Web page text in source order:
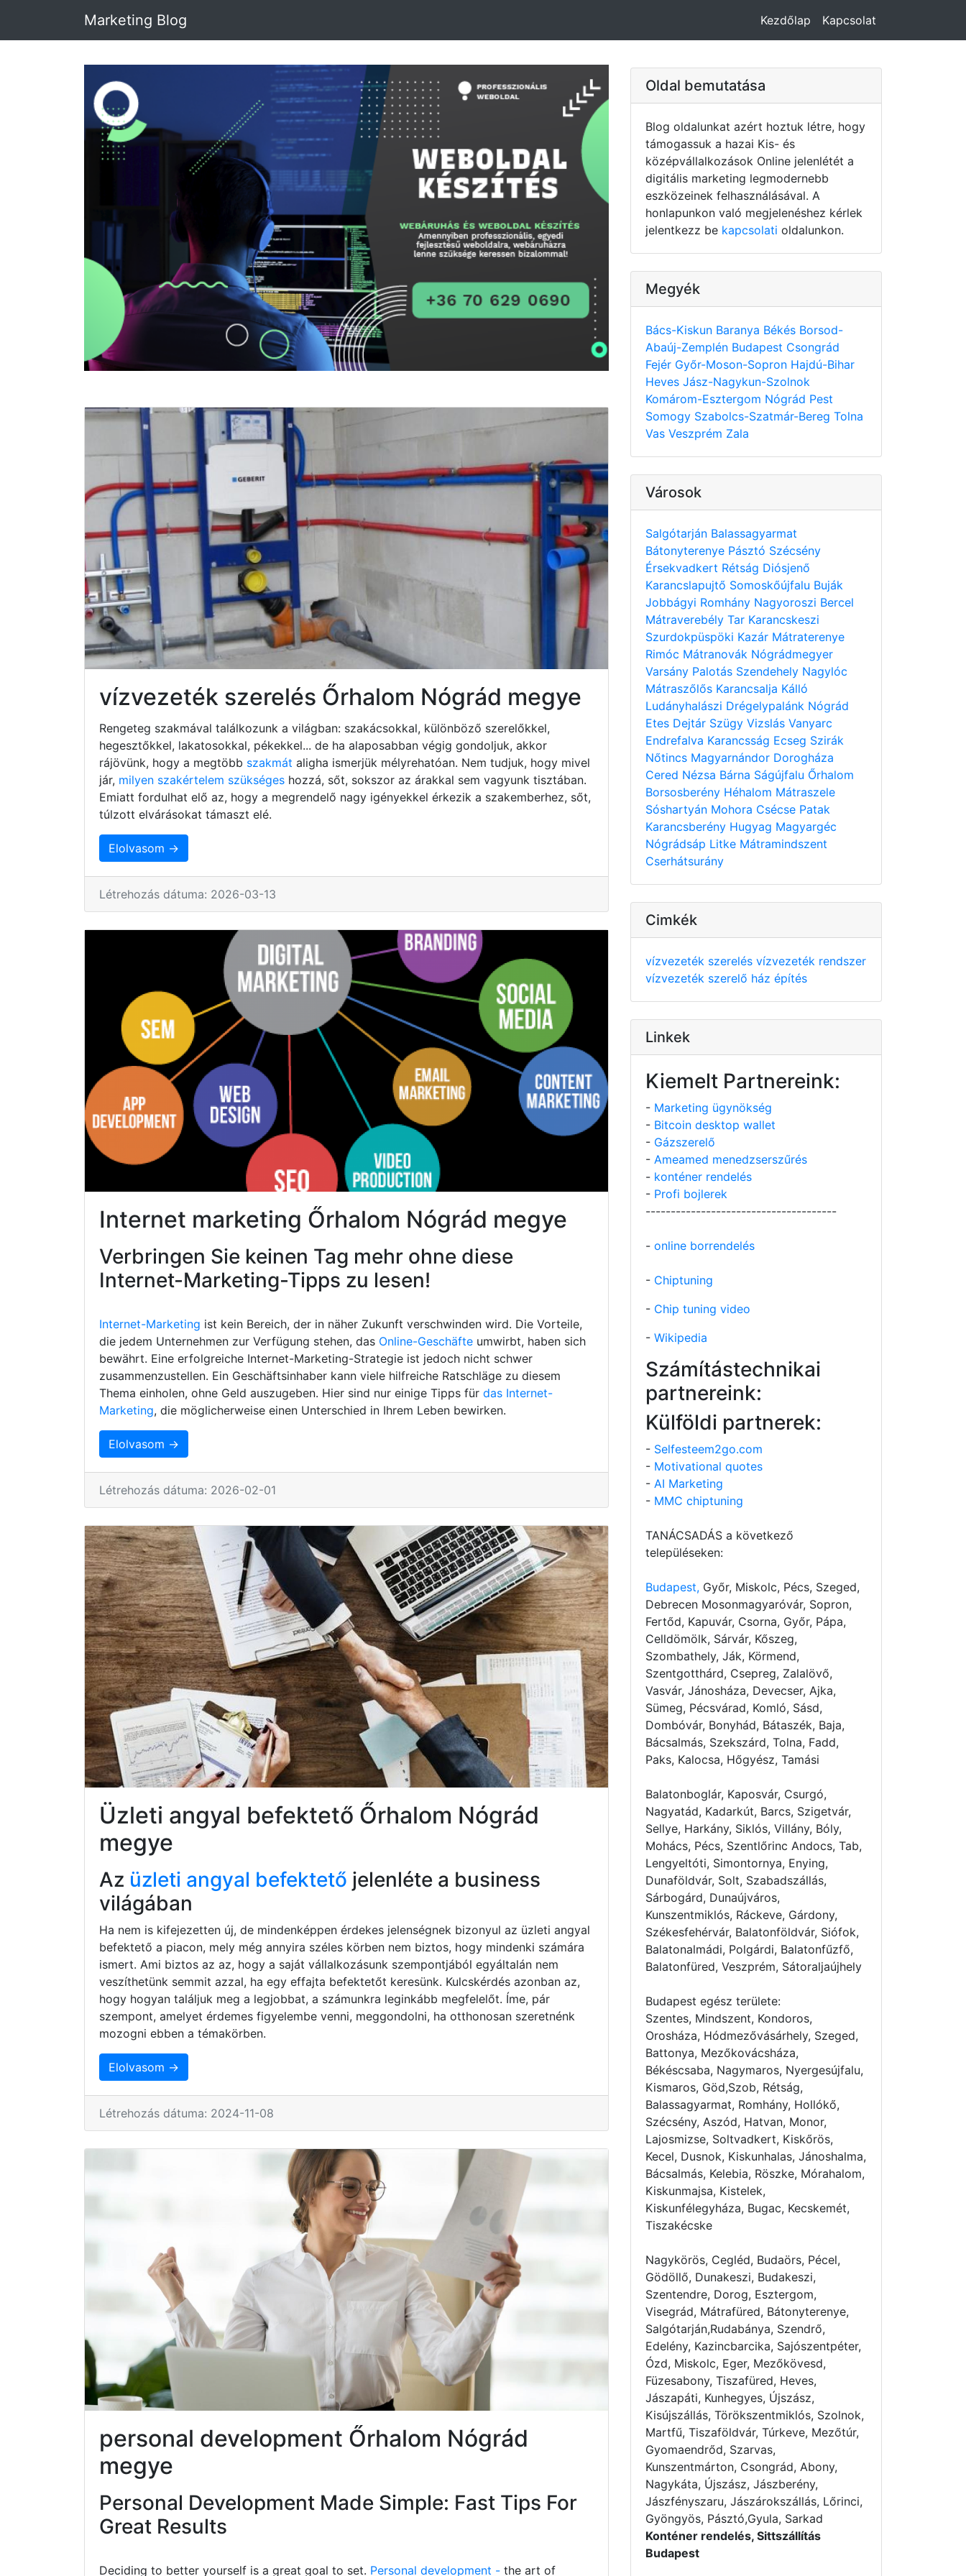
Marketing Blog Kezdőlap Kapcsolat
vízvezeték szerelés Őrhalom Nógrád megye
Rengeteg szakmával találkozunk a világban: szakácsokkal, különböző szerelőkkel,
hegesztőkkel, lakatosokkal, pékekkel... de ha alaposabban végig gondoljuk, akkor
rájövünk, hogy a megtöbb szakmát aligha ismerjük mélyrehatóan. Nem tudjuk, hogy mivel
jár, milyen szakértelem szükséges hozzá, sőt, sokszor az árakkal sem vagyunk tisztában.
Emiatt fordulhat elő az, hogy a megrendelő nagy igényekkel érkezik a szakemberhez, sőt,
túlzott elvárásokat támaszt elé.
Elolvasom →
Létrehozás dátuma: 2026-03-13
Internet marketing Őrhalom Nógrád megye
Verbringen Sie keinen Tag mehr ohne diese
Internet-Marketing-Tipps zu lesen!
Internet-Marketing ist kein Bereich, der in näher Zukunft verschwinden wird. Die Vorteile,
die jedem Unternehmen zur Verfügung stehen, das Online-Geschäfte umwirbt, haben sich
bewährt. Eine erfolgreiche Internet-Marketing-Strategie ist jedoch nicht schwer
zusammenzustellen. Ein Geschäftsinhaber kann viele hilfreiche Ratschläge zu diesem
Thema einholen, ohne Geld auszugeben. Hier sind nur einige Tipps für das Internet-
Marketing, die möglicherweise einen Unterschied in Ihrem Leben bewirken.
Elolvasom →
Létrehozás dátuma: 2026-02-01
Üzleti angyal befektető Őrhalom Nógrád
megye
Az üzleti angyal befektető jelenléte a business
világában
Ha nem is kifejezetten új, de mindenképpen érdekes jelenségnek bizonyul az üzleti angyal
befektető a piacon, mely még annyira széles körben nem biztos, hogy mindenki számára
ismert. Ami biztos az az, hogy a saját vállalkozásunk szempontjából egyáltalán nem
veszíthetünk semmit azzal, ha egy effajta befektetőt keresünk. Kulcskérdés azonban az,
hogy hogyan találjuk meg a legjobbat, a számunkra leginkább megfelelőt. Íme, pár
szempont, amelyet érdemes figyelembe venni, meggondolni, ha otthonosan szeretnénk
mozogni ebben a témakörben.
Elolvasom →
Létrehozás dátuma: 2024-11-08
personal development Őrhalom Nógrád
megye
Personal Development Made Simple: Fast Tips For
Great Results
Deciding to better yourself is a great goal to set. Personal development - the art of
Oldal bemutatása
Blog oldalunkat azért hoztuk létre, hogy
támogassuk a hazai Kis- és
középvállalkozások Online jelenlétét a
digitális marketing legmodernebb
eszközeinek felhasználásával. A
honlapunkon való megjelenéshez kérlek
jelentkezz be kapcsolati oldalunkon.
Megyék
Bács-Kiskun Baranya Békés Borsod-
Abaúj-Zemplén Budapest Csongrád
Fejér Győr-Moson-Sopron Hajdú-Bihar
Heves Jász-Nagykun-Szolnok
Komárom-Esztergom Nógrád Pest
Somogy Szabolcs-Szatmár-Bereg Tolna
Vas Veszprém Zala
Városok
Salgótarján Balassagyarmat
Bátonyterenye Pásztó Szécsény
Érsekvadkert Rétság Diósjenő
Karancslapujtő Somoskőújfalu Buják
Jobbágyi Romhány Nagyoroszi Bercel
Mátraverebély Tar Karancskeszi
Szurdokpüspöki Kazár Mátraterenye
Rimóc Mátranovák Nógrádmegyer
Varsány Palotás Szendehely Nagylóc
Mátraszőlős Karancsalja Kálló
Ludányhalászi Drégelypalánk Nógrád
Etes Dejtár Szügy Vizslás Vanyarc
Endrefalva Karancsság Ecseg Szirák
Nőtincs Magyarnándor Dorogháza
Cered Nézsa Bárna Ságújfalu Őrhalom
Borsosberény Héhalom Mátraszele
Sóshartyán Mohora Csécse Patak
Karancsberény Hugyag Magyargéc
Nógrádsáp Litke Mátramindszent
Cserhátsurány
Cimkék
vízvezeték szerelés vízvezeték rendszer
vízvezeték szerelő ház építés
Linkek
Kiemelt Partnereink:
- Marketing ügynökség
- Bitcoin desktop wallet
- Gázszerelő
- Ameamed menedzserszűrés
- konténer rendelés
- Profi bojlerek
--------------------------------------
- online borrendelés
- Chiptuning
- Chip tuning video
- Wikipedia
Számítástechnikai
partnereink:
Külföldi partnerek:
- Selfesteem2go.com
- Motivational quotes
- AI Marketing
- MMC chiptuning
TANÁCSADÁS a következő
településeken:
Budapest, Győr, Miskolc, Pécs, Szeged,
Debrecen Mosonmagyaróvár, Sopron,
Fertőd, Kapuvár, Csorna, Győr, Pápa,
Celldömölk, Sárvár, Kőszeg,
Szombathely, Ják, Körmend,
Szentgotthárd, Csepreg, Zalalövő,
Vasvár, Jánosháza, Devecser, Ajka,
Sümeg, Pécsvárad, Komló, Sásd,
Dombóvár, Bonyhád, Bátaszék, Baja,
Bácsalmás, Szekszárd, Tolna, Fadd,
Paks, Kalocsa, Hőgyész, Tamási
Balatonboglár, Kaposvár, Csurgó,
Nagyatád, Kadarkút, Barcs, Szigetvár,
Sellye, Harkány, Siklós, Villány, Bóly,
Mohács, Pécs, Szentlőrinc Andocs, Tab,
Lengyeltóti, Simontornya, Enying,
Dunaföldvár, Solt, Szabadszállás,
Sárbogárd, Dunaújváros,
Kunszentmiklós, Ráckeve, Gárdony,
Székesfehérvár, Balatonföldvár, Siófok,
Balatonalmádi, Polgárdi, Balatonfűzfő,
Balatonfüred, Veszprém, Sátoraljaújhely
Budapest egész területe:
Szentes, Mindszent, Kondoros,
Orosháza, Hódmezővásárhely, Szeged,
Battonya, Mezőkovácsháza,
Békéscsaba, Nagymaros, Nyergesújfalu,
Kismaros, Göd,Szob, Rétság,
Balassagyarmat, Romhány, Hollókő,
Szécsény, Aszód, Hatvan, Monor,
Lajosmizse, Soltvadkert, Kiskőrös,
Kecel, Dusnok, Kiskunhalas, Jánoshalma,
Bácsalmás, Kelebia, Röszke, Mórahalom,
Kiskunmajsa, Kistelek,
Kiskunfélegyháza, Bugac, Kecskemét,
Tiszakécske
Nagykörös, Cegléd, Budaörs, Pécel,
Gödöllő, Dunakeszi, Budakeszi,
Szentendre, Dorog, Esztergom,
Visegrád, Mátrafüred, Bátonyterenye,
Salgótarján,Rudabánya, Szendrő,
Edelény, Kazincbarcika, Sajószentpéter,
Ózd, Miskolc, Eger, Mezőkövesd,
Füzesabony, Tiszafüred, Heves,
Jászapáti, Kunhegyes, Újszász,
Kisújszállás, Törökszentmiklós, Szolnok,
Martfű, Tiszaföldvár, Túrkeve, Mezőtúr,
Gyomaendrőd, Szarvas,
Kunszentmárton, Csongrád, Abony,
Nagykáta, Újszász, Jászberény,
Jászfényszaru, Jászárokszállás, Lőrinci,
Gyöngyös, Pásztó,Gyula, Sarkad
Konténer rendelés, Sittszállítás
Budapest